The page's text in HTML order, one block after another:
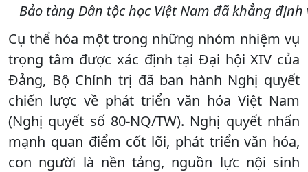
Bảo tàng Dân tộc học Việt Nam đã khẳng
Cụ thể hóa một trong những nhóm nhiệm vụ
trọng tâm được xác định tại Đại hội XIV của
Đảng, Bộ Chính trị đã ban hành Nghị quyết
chiến lược về phát triển văn hóa Việt Nam
(Nghị quyết số 80-NQ/TW). Nghị quyết nhấn
mạnh quan điểm cốt lõi, phát triển văn hóa,
con người là nền tảng, nguồn lực nội sinh